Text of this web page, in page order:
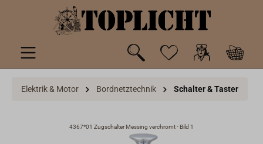
springen
Elektrik & Motor Bordnetztechnik Schalter & Taster
4367*01 Zugschalter Messing verchromt - Bild 1